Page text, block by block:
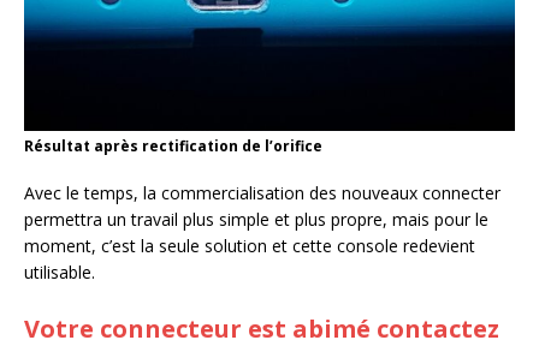
Résultat après rectification de l’orifice
Avec le temps, la commercialisation des nouveaux connecter
permettra un travail plus simple et plus propre, mais pour le
moment, c’est la seule solution et cette console redevient
utilisable.
Votre connecteur est abimé contactez